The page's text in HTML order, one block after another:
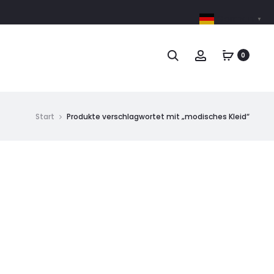
0
Start Produkte verschlagwortet mit „modisches Kleid“
▼